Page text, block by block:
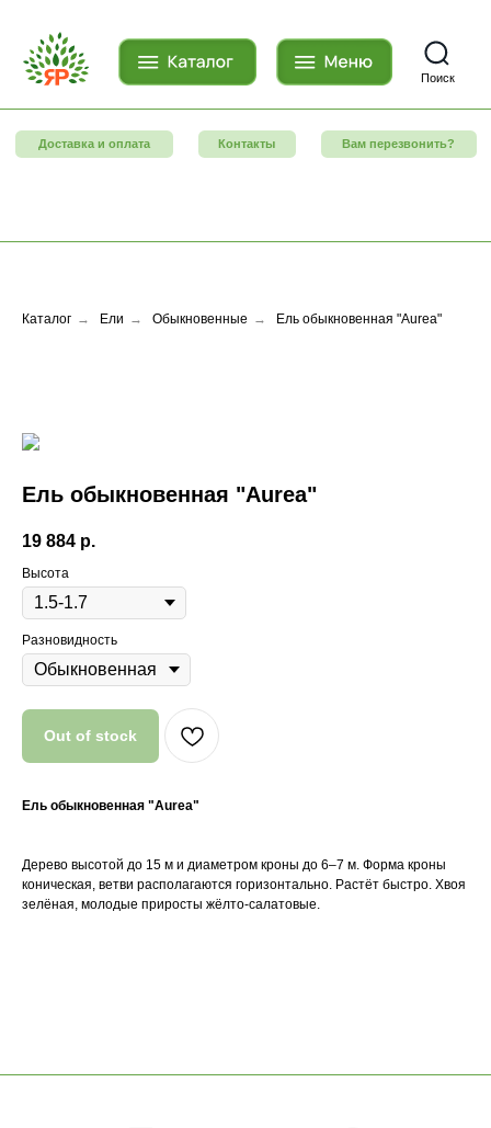
Поиск
Каталог → Ели → Обыкновенные → Ель обыкновенная "Aurea"
Ель обыкновенная "Aurea"
19 884 р.
Высота
Разновидность
Out of stock
Ель обыкновенная "Aurea"
Дерево высотой до 15 м и диаметром кроны до 6–7 м. Форма кроны
коническая, ветви располагаются горизонтально. Растёт быстро. Хвоя
зелёная, молодые приросты жёлто-салатовые.
Почему мы?
Качество